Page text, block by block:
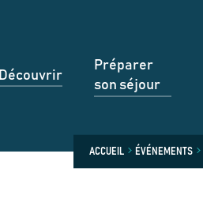
Découvrir
Préparer
son séjour
ACCUEIL ÉVÉNEMENTS